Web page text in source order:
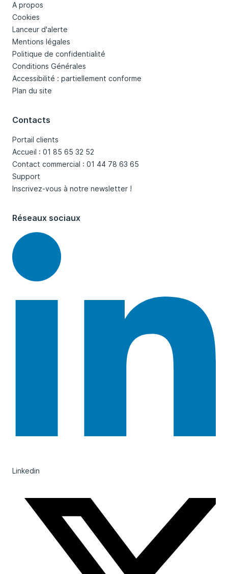
A propos
Cookies
Lanceur d'alerte
Mentions légales
Politique de confidentialité
Conditions Générales
Accessibilité : partiellement conforme
Plan du site
Contacts
Portail clients
Accueil : 01 85 65 32 52
Contact commercial : 01 44 78 63 65
Support
Inscrivez-vous à notre newsletter !
Réseaux sociaux
Linkedin